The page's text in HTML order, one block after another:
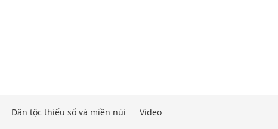
Dân tộc thiểu số và miền núi Video